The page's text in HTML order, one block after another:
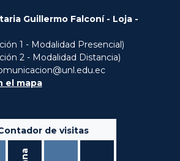
Guillermo Falconí - Loja -
1 - Modalidad Presencial)
2 - Modalidad Distancia)
el mapa
de visitas